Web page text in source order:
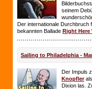
seinem
Der internationale Durchbruch
bekannten Ballade Right Here
Sailing to Philadelphia -
Der Impuls
Knopfler
Dixion las.